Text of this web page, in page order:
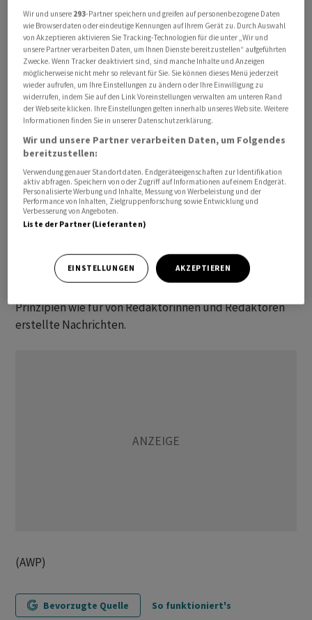
Alle angegebenen Zeiten beziehen sich auf MESZ.
Die mit «awp international» gekennzeichneten
Meldungen stammen von unserer Partneragentur dpa-
AFX Wirtschaftsnachrichten GmbH, Frankfurt am Main.
Alle Meldungen werden mit journalistischer Sorgfalt
erarbeitet. Für Verzögerungen, Irrtümer, Fehler und
Unterlassungen wird jedoch keine Haftung
übernommen. Kopien, Nachdrucke oder sonstige
Vervielfältigungen bedürfen der Genehmigung von AWP.
algorithmischen respektive KI-basierten Systemen
produziert werden. Für automatisch erzeugte
Prinzipien wie für von Redaktorinnen und Redaktoren
erstellte Nachrichten.
(AWP)
Bevorzugte Quelle So funktioniert's
Wir und unsere 293-Partner speichern und greifen auf personenbezogene Daten
wie Browserdaten oder eindeutige Kennungen auf Ihrem Gerät zu. Durch Auswahl
von Akzeptieren aktivieren Sie Tracking-Technologien für die unter „Wir und
unsere Partner verarbeiten Daten, um Ihnen Dienste bereitzustellen“ aufgeführten
Zwecke. Wenn Tracker deaktiviert sind, sind manche Inhalte und Anzeigen
möglicherweise nicht mehr so relevant für Sie. Sie können dieses Menü jederzeit
wieder aufrufen, um Ihre Einstellungen zu ändern oder Ihre Einwilligung zu
widerrufen, indem Sie auf den Link Voreinstellungen verwalten am unteren Rand
der Webseite klicken. Ihre Einstellungen gelten innerhalb unseres Website. Weitere
Informationen finden Sie in unserer Datenschutzerklärung.
Wir und unsere Partner verarbeiten Daten, um Folgendes
bereitzustellen:
Verwendung genauer Standortdaten. Endgeräteeigenschaften zur Identifikation
aktiv abfragen. Speichern von oder Zugriff auf Informationen auf einem Endgerät.
Personalisierte Werbung und Inhalte, Messung von Werbeleistung und der
Performance von Inhalten, Zielgruppenforschung sowie Entwicklung und
Verbesserung von Angeboten.
Liste der Partner (Lieferanten)
EINSTELLUNGEN AKZEPTIEREN